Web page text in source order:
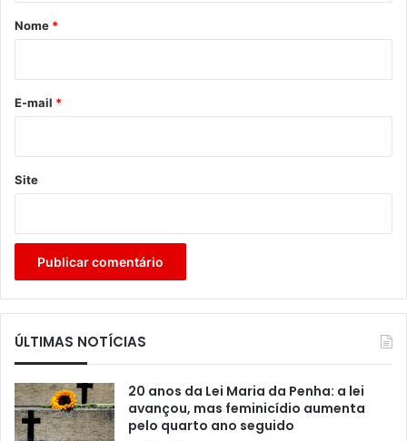
r
*
Nome *
E-mail *
Site
ÚLTIMAS NOTÍCIAS
20 anos da Lei Maria da Penha: a lei
avançou, mas feminicídio aumenta
pelo quarto ano seguido